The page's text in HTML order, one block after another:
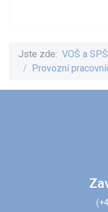
Jste zde: VOŠ a
Provozní